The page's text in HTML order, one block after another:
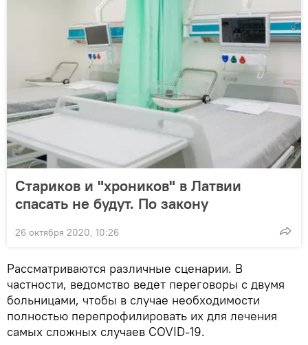
Стариков и "хроников" в Латвии
спасать не будут. По закону
26 октября 2020, 10:26
Рассматриваются различные сценарии. В
частности, ведомство ведет переговоры с двумя
больницами, чтобы в случае необходимости
полностью перепрофилировать их для лечения
самых сложных случаев COVID-19.